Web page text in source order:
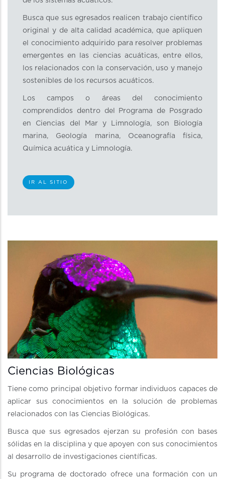
Busca que sus egresados realicen trabajo científico
original y de alta calidad académica, que apliquen
el conocimiento adquirido para resolver problemas
emergentes en las ciencias acuáticas, entre ellos,
los relacionados con la conservación, uso y manejo
sostenibles de los recursos acuáticos.
Los campos o áreas del conocimiento
comprendidos dentro del Programa de Posgrado
en Ciencias del Mar y Limnología, son Biología
marina, Geología marina, Oceanografía física,
Química acuática y Limnología.
IR AL SITIO
Ciencias Biológicas
Tiene como principal objetivo formar individuos capaces de
aplicar sus conocimientos en la solución de problemas
relacionados con las Ciencias Biológicas.
Busca que sus egresados ejerzan su profesión con bases
sólidas en la disciplina y que apoyen con sus conocimientos
al desarrollo de investigaciones científicas.
Su programa de doctorado ofrece una formación con un